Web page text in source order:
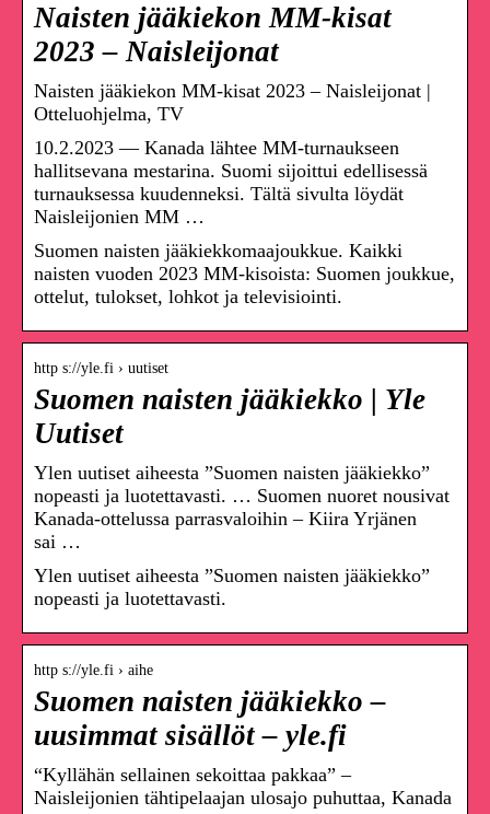
Naisten jääkiekon MM-kisat
2023 – Naisleijonat
Naisten jääkiekon MM-kisat 2023 – Naisleijonat |
Otteluohjelma, TV
10.2.2023 — Kanada lähtee MM-turnaukseen
hallitsevana mestarina. Suomi sijoittui edellisessä
turnauksessa kuudenneksi. Tältä sivulta löydät
Naisleijonien MM …
Suomen naisten jääkiekkomaajoukkue. Kaikki
naisten vuoden 2023 MM-kisoista: Suomen joukkue,
ottelut, tulokset, lohkot ja televisiointi.
http s://yle.fi › uutiset
Suomen naisten jääkiekko | Yle
Uutiset
Ylen uutiset aiheesta ”Suomen naisten jääkiekko”
nopeasti ja luotettavasti. … Suomen nuoret nousivat
Kanada-ottelussa parrasvaloihin – Kiira Yrjänen
sai …
Ylen uutiset aiheesta ”Suomen naisten jääkiekko”
nopeasti ja luotettavasti.
http s://yle.fi › aihe
Suomen naisten jääkiekko –
uusimmat sisällöt – yle.fi
“Kyllähän sellainen sekoittaa pakkaa” –
Naisleijonien tähtipelaajan ulosajo puhuttaa, Kanada